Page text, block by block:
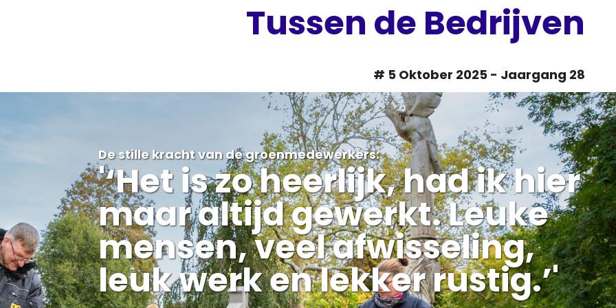
Tussen de Bedrijven
# 5 Oktober 2025 - Jaargang 28
De stille kracht van de groenmedewerkers:
'‘Het is zo heerlijk, had ik hier
maar altijd gewerkt. Leuke
mensen, veel afwisseling,
leuk werk en lekker rustig.’'